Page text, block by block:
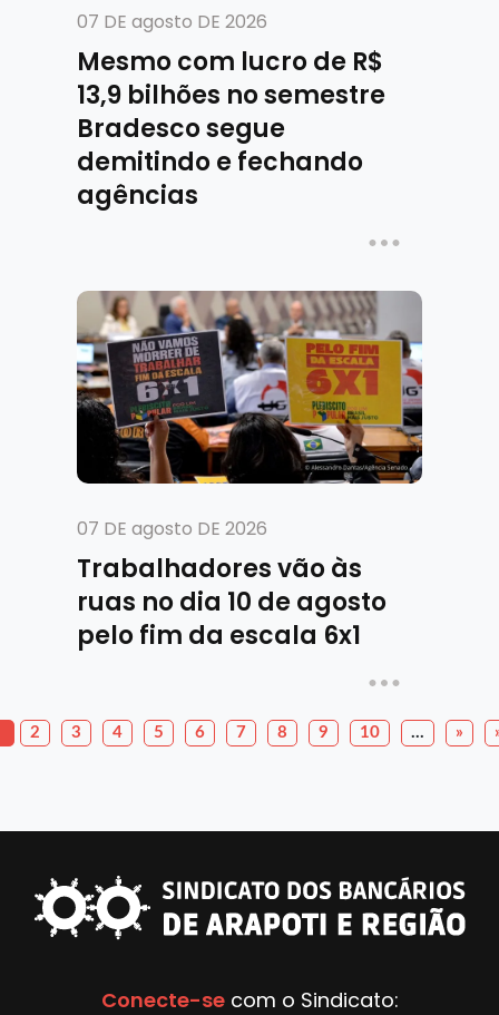
07 DE agosto DE 2026
Mesmo com lucro de R$
13,9 bilhões no semestre
Bradesco segue
demitindo e fechando
agências
07 DE agosto DE 2026
Trabalhadores vão às
ruas no dia 10 de agosto
pelo fim da escala 6x1
2 3 4 5 6 7 8 9 10 … »
Conecte-secom o Sindicato: